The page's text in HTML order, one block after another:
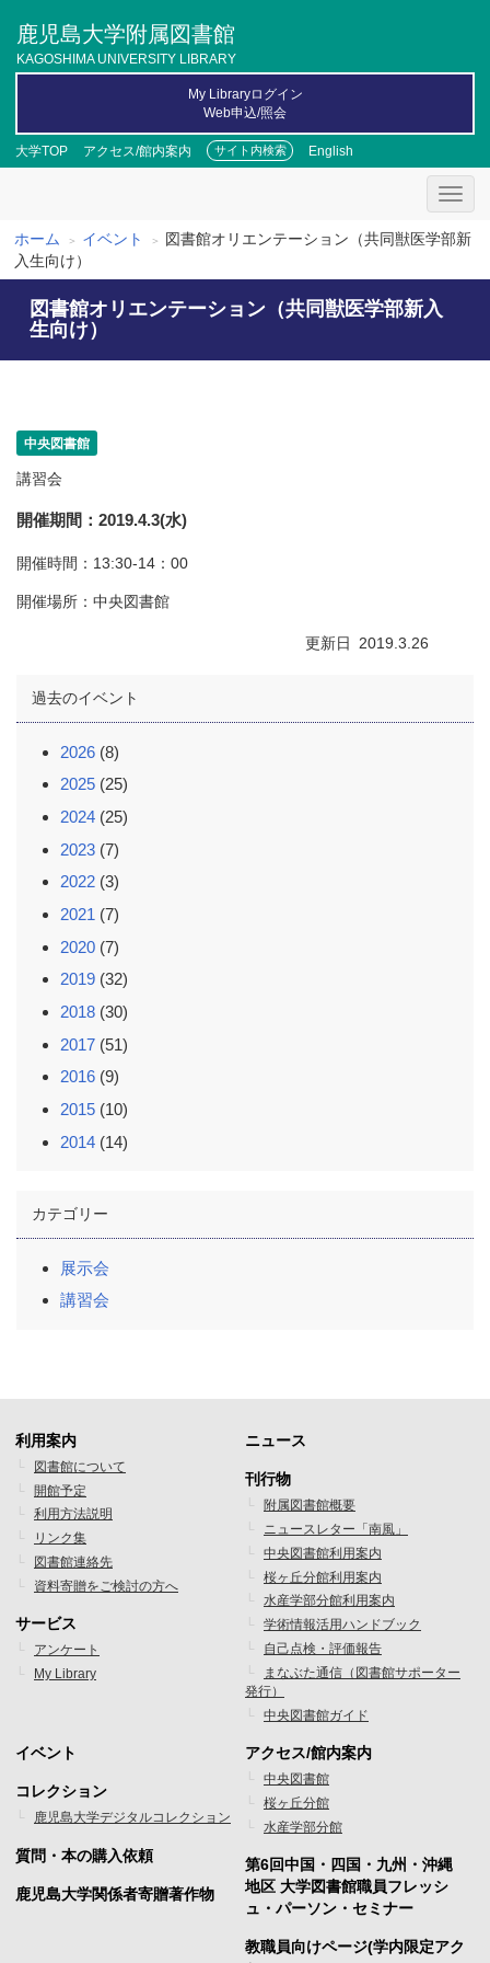
ツ
鹿児島大学附属図書館
KAGOSHIMA UNIVERSITY LIBRARY
大学TOP アクセス/館内案内 サイト内検索 English
My Libraryログイン
Web申込/照会
パ
ン
く
ず
ホーム イベント
図書館オリエンテーション（共同獣医学部新
入生向け）
図書館オリエンテーション（共同獣医学部新入
生向け）
中央図書館
講習会
開催期間 2019.4.3(水)
開催時間：13:30-14：00
開催場所：中央図書館
更新日 2019.3.26
過去のイベント
2026 (8)
2025 (25)
2024 (25)
2023 (7)
2022 (3)
2021 (7)
2020 (7)
2019 (32)
2018 (30)
2017 (51)
2016 (9)
2015 (10)
2014 (14)
カテゴリー
展示会
講習会
フ
ッ
タ
ー
メ
ニ
ュ
1
利用案内
図書館について
開館予定
利用方法説明
リンク集
図書館連絡先
資料寄贈をご検討の方へ
サービス
アンケート
My Library
フ
ッ
タ
ー
メ
ニ
ュ
ー
2
ニュース
刊行物
附属図書館概要
ニュースレター「南風」
中央図書館利用案内
桜ヶ丘分館利用案内
水産学部分館利用案内
学術情報活用ハンドブック
自己点検・評価報告
まなぶた通信（図書館サポーター
発行）
中央図書館ガイド
フ
ッ
タ
ー
イベント
コレクション
鹿児島大学デジタルコレクション
質問・本の購入依頼
鹿児島大学関係者寄贈著作物
フ
ッ
タ
ー
メ
アクセス/館内案内
中央図書館
桜ヶ丘分館
水産学部分館
第6回中国・四国・九州・沖縄
地区 大学図書館職員フレッシ
ュ・パーソン・セミナー
教職員向けページ(学内限定アク